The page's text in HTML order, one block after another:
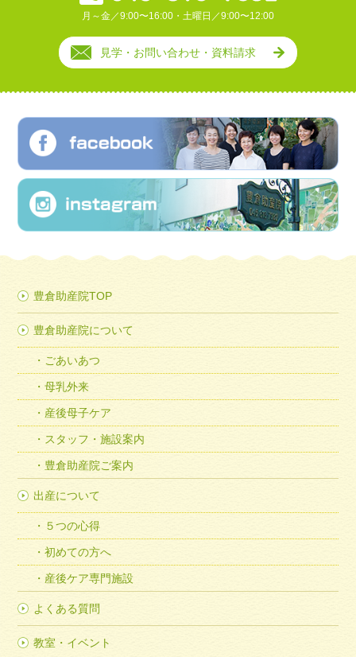
月～金／9:00〜16:00・土曜日／9:00〜12:00
見学・お問い合わせ・資料請求
豊倉助産院TOP
豊倉助産院について
ごあいあつ
母乳外来
産後母子ケア
スタッフ・施設案内
豊倉助産院ご案内
出産について
５つの心得
初めての方へ
産後ケア専門施設
よくある質問
教室・イベント